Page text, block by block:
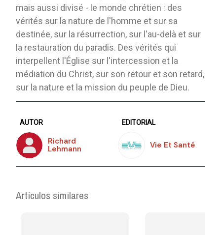
mais aussi divisé - le monde chrétien : des
vérités sur la nature de l'homme et sur sa
destinée, sur la résurrection, sur l'au-delà et sur
la restauration du paradis. Des vérités qui
interpellent l'Église sur l'intercession et la
médiation du Christ, sur son retour et son retard,
sur la nature et la mission du peuple de Dieu.
AUTOR
Richard
Lehmann
EDITORIAL
Vie Et Santé
Artículos similares